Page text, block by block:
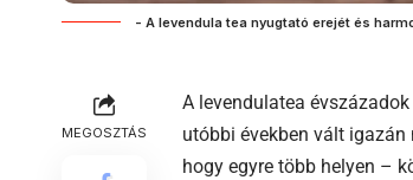
- A levendula tea nyugtató erejét és
MEGOSZTÁS
A levendulatea
utóbbi években vált
hogy egyre több helyen –